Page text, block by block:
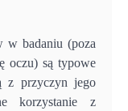
w badaniu (poza
oczu) są typowe
z przyczyn jego
korzystanie z